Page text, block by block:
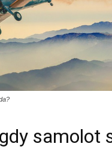
samolot